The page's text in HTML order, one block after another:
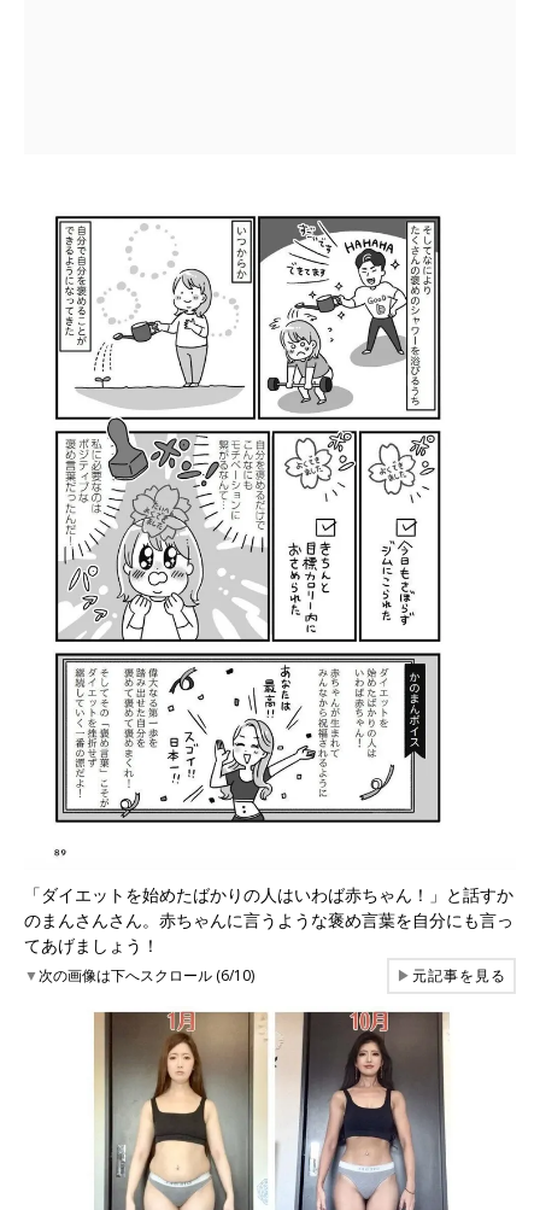
「ダイエットを始めたばかりの人はいわば赤ちゃん！」と話すか
のまんさんさん。赤ちゃんに言うような褒め言葉を自分にも言っ
てあげましょう！
▼次の画像は下へスクロール (6/10) ▶元記事を見る